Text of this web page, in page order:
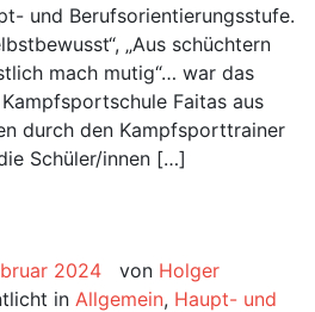
und Berufsorientierungsstufe.
„Aus schüchtern
mach mutig“… war das
Faitas aus
durch den Kampfsporttrainer
Schüler/innen […]
2024 von Holger
in Allgemein, Haupt- und